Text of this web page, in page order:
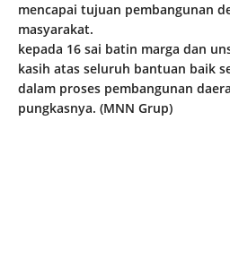
mencapai tujuan pembangunan
masyarakat.
kepada 16 sai batin marga dan
kasih atas seluruh bantuan baik
dalam proses pembangunan
pungkasnya. (MNN Grup)